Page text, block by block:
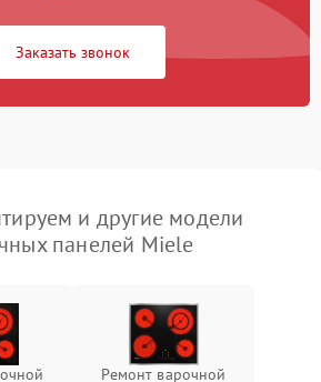
Заказать звонок
и другие модели
панелей Miele
Ремонт варочной